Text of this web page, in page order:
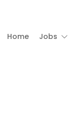
Home Jobs